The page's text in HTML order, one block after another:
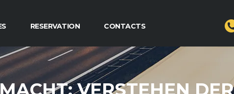
RESERVATION CONTACTS
VERSTEHEN DER